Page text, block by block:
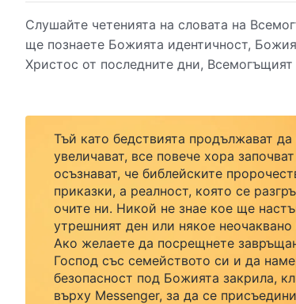
Слушайте четенията на словата на
ще познаете Божията идентичност,
Христос от последните дни,
Тъй като бедствията продължават да
увеличават, все повече хора
осъзнават, че библейските
приказки, а реалност, която се
очите ни. Никой не знае кое ще
утрешният ден или някое неочаквано
Ако желаете да посрещнете
Господ със семейството си и да
безопасност под Божията закрила,
върху Messenger, за да се